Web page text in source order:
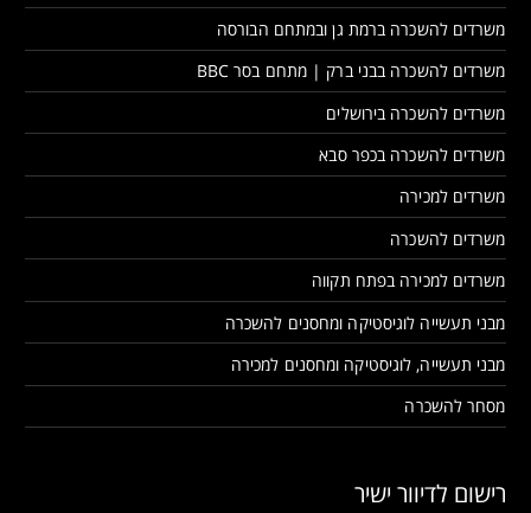
משרדים להשכרה ברמת גן ובמתחם הבורסה
משרדים להשכרה בבני ברק | מתחם בסר BBC
משרדים להשכרה בירושלים
משרדים להשכרה בכפר סבא
משרדים למכירה
משרדים להשכרה
משרדים למכירה בפתח תקווה
מבני תעשייה לוגיסטיקה ומחסנים להשכרה
מבני תעשייה, לוגיסטיקה ומחסנים למכירה
מסחר להשכרה
רישום לדיוור ישיר